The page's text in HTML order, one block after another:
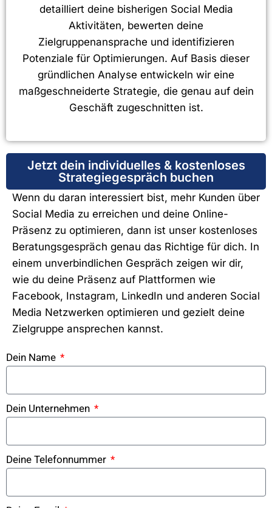
detailliert deine bisherigen Social Media
Aktivitäten, bewerten deine
Zielgruppenansprache und identifizieren
Potenziale für Optimierungen. Auf Basis dieser
gründlichen Analyse entwickeln wir eine
maßgeschneiderte Strategie, die genau auf dein
Geschäft zugeschnitten ist.
Jetzt dein individuelles & kostenloses
Strategiegespräch buchen
Wenn du daran interessiert bist, mehr Kunden über
Social Media zu erreichen und deine Online-
Präsenz zu optimieren, dann ist unser kostenloses
Beratungsgespräch genau das Richtige für dich. In
einem unverbindlichen Gespräch zeigen wir dir,
wie du deine Präsenz auf Plattformen wie
Facebook, Instagram, LinkedIn und anderen Social
Media Netzwerken optimieren und gezielt deine
Zielgruppe ansprechen kannst.
Dein Name
Dein Unternehmen
Deine Telefonnummer